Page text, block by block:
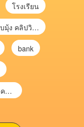
โรงเรียน
ฉันขอวิธีประกอบมุ้ง คลิปวิดีโอ การประกอบมุ้ง
bank
ซื้อทรัพย์ NPL ต่ำกว่าราคาตลาด 30-70% แบบไม่ต้องไปประมูล”